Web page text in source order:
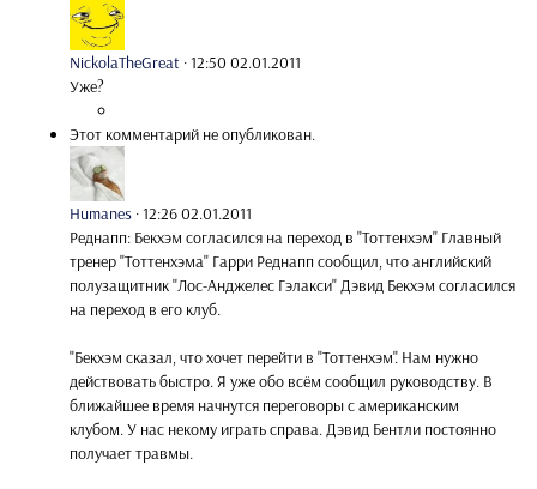
NickolaTheGreat ·12:50 02.01.2011
Уже?
Этот комментарий не опубликован.
Humanes ·12:26 02.01.2011
Реднапп: Бекхэм согласился на переход в "Тоттенхэм" Главный
тренер "Тоттенхэма" Гарри Реднапп сообщил, что английский
полузащитник "Лос-Анджелес Гэлакси" Дэвид Бекхэм согласился
на переход в его клуб.
"Бекхэм сказал, что хочет перейти в "Тоттенхэм". Нам нужно
действовать быстро. Я уже обо всём сообщил руководству. В
ближайшее время начнутся переговоры с американским
клубом. У нас некому играть справа. Дэвид Бентли постоянно
получает травмы.